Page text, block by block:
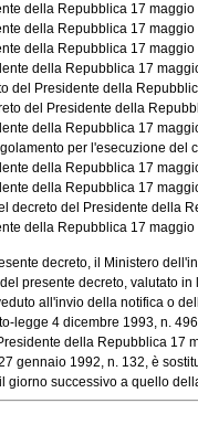
della Repubblica 17 maggio
della Repubblica 17 maggio
della Repubblica 17 maggio
della Repubblica 17
Presidente della
del Presidente della
della Repubblica 17
per l'esecuzione del
della Repubblica 17
della Repubblica 17
del Presidente della
della Repubblica 17 maggio
decreto, il Ministero
presente decreto, valutato
all'invio della notifica o
4 dicembre 1993, n.
della Repubblica 17
1992, n. 132, è
successivo a quello